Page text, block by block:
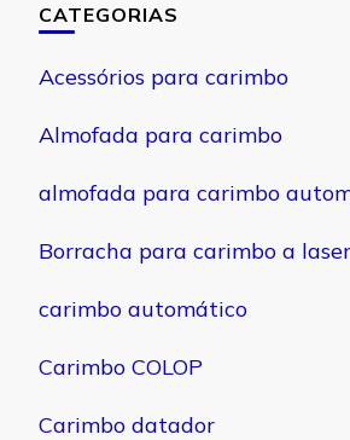
CATEGORIAS
Acessórios para carimbo
Almofada para carimbo
almofada para carimbo
Borracha para carimbo a laser
carimbo automático
Carimbo COLOP
Carimbo datador